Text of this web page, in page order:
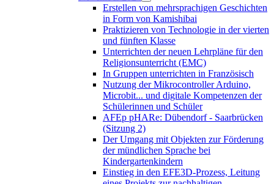
Erstellen von mehrsprachigen Geschichten
in Form von Kamishibai
Praktizieren von Technologie in der vierten
und fünften Klasse
Unterrichten der neuen Lehrpläne für den
Religionsunterricht (EMC)
In Gruppen unterrichten in Französisch
Nutzung der Mikrocontroller Arduino,
Microbit... und digitale Kompetenzen der
Schülerinnen und Schüler
AFEp pHARe: Dübendorf - Saarbrücken
(Sitzung 2)
Der Umgang mit Objekten zur Förderung
der mündlichen Sprache bei
Kindergartenkindern
Einstieg in den EFE3D-Prozess, Leitung